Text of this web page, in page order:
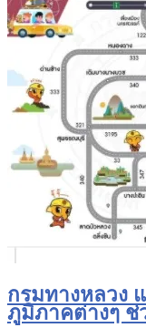
กรมทางหลวง
ภูมิภาคต่างๆ